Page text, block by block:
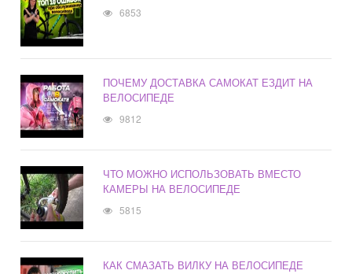
6853
ПОЧЕМУ ДОСТАВКА САМОКАТ ЕЗДИТ НА
ВЕЛОСИПЕДЕ
9812
ЧТО МОЖНО ИСПОЛЬЗОВАТЬ ВМЕСТО
КАМЕРЫ НА ВЕЛОСИПЕДЕ
5815
КАК СМАЗАТЬ ВИЛКУ НА ВЕЛОСИПЕДЕ